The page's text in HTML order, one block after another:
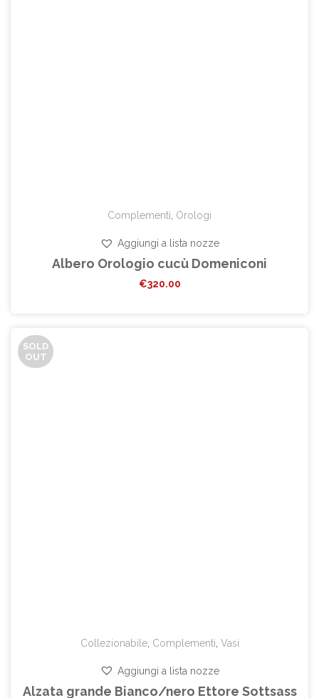
Complementi Orologi
Aggiungi a lista nozze
Albero Orologio cucù Domeniconi
€320.00
SOLD
OUT
Collezionabile, Complementi Vasi
Aggiungi a lista nozze
Alzata grande Bianco/nero Ettore Sottsass